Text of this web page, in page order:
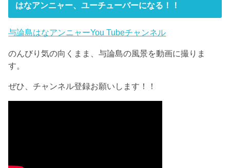
はなアンニャー、ユーチューバーになる！！
与論島はなアンニャーYou Tubeチャンネル
のんびり気の向くまま、与論島の風景を動画に撮りま
す。
ぜひ、チャンネル登録お願いします！！